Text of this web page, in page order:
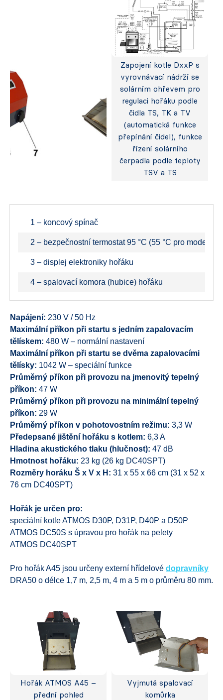
Zapojení kotle DxxP s
vyrovnávací nádrží se
solárním ohřevem pro
regulaci hořáku podle
čidla TS, TK a TV
(automatická funkce
přepínání čidel), funkce
řízení solárního
čerpadla podle teploty
TSV a TS
1 – koncový spínač
2 – bezpečnostní termostat 95 °C (55 °C pro modely
3 – displej elektroniky hořáku
4 – spalovací komora (hubice) hořáku
Napájení: 230 V / 50 Hz
Maximální příkon při startu s jedním zapalovacím
tělískem: 480 W – normální nastavení
Maximální příkon při startu se dvěma zapalovacími
tělísky: 1042 W – speciální funkce
Průměrný příkon při provozu na jmenovitý tepelný
příkon: 47 W
Průměrný příkon při provozu na minimální tepelný
příkon: 29 W
Průměrný příkon v pohotovostním režimu: 3,3 W
Předepsané jištění hořáku s kotlem: 6,3 A
Hladina akustického tlaku (hlučnost): 47 dB
Hmotnost hořáku: 23 kg (26 kg DC40SPT)
Rozměry horáku Š x V x H: 31 x 55 x 66 cm (31 x 52 x
76 cm DC40SPT)
Hořák je určen pro:
speciální kotle ATMOS D30P, D31P, D40P a D50P
ATMOS DC50S s úpravou pro hořák na pelety
ATMOS DC40SPT
Pro hořák A45 jsou určeny externí hřídelové dopravníky
DRA50 o délce 1,7 m, 2,5 m, 4 m a 5 m o průměru 80 mm.
Hořák ATMOS A45 –
přední pohled
Vyjmutá spalovací
komůrka